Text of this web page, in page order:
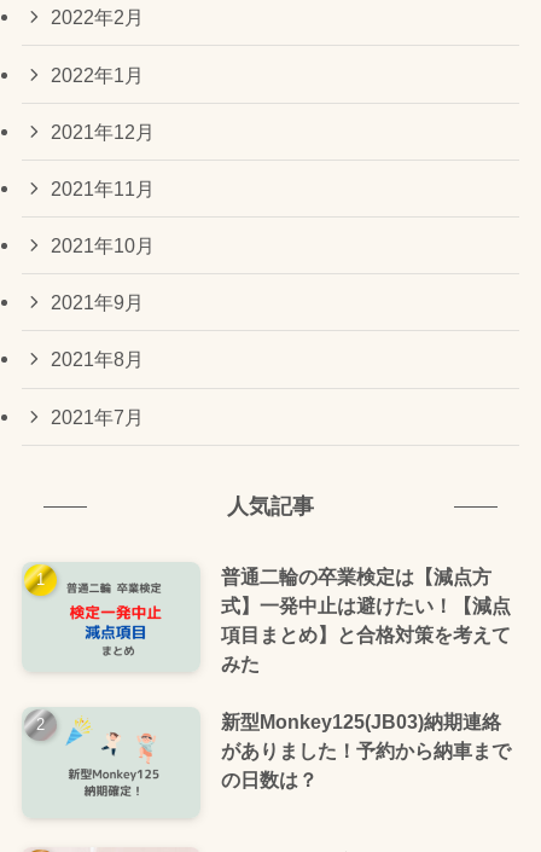
2022年2月
2022年1月
2021年12月
2021年11月
2021年10月
2021年9月
2021年8月
2021年7月
人気記事
普通二輪の卒業検定は【減点方
式】一発中止は避けたい！【減点
項目まとめ】と合格対策を考えて
みた
新型Monkey125(JB03)納期連絡
がありました！予約から納車まで
の日数は？